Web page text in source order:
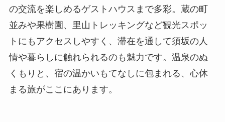
の交流を楽しめるゲストハウスまで多彩。蔵の町
並みや果樹園、里山トレッキングなど観光スポッ
トにもアクセスしやすく、滞在を通して須坂の人
情や暮らしに触れられるのも魅力です。温泉のぬ
くもりと、宿の温かいもてなしに包まれる、心休
まる旅がここにあります。